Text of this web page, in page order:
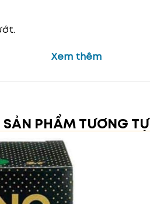
Xem thêm
SẢN PHẨM TƯƠNG TỰ